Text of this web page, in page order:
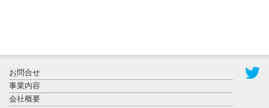
登録有形文
お問合せ
事業内容
会社概要